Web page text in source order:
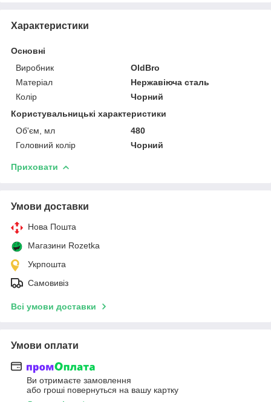
Характеристики
Основні
Виробник
OldBro
Матеріал
Нержавіюча сталь
Колір
Чорний
Користувальницькі характеристики
Об'єм, мл
480
Головний колір
Чорний
Приховати
Умови доставки
Нова Пошта
Магазини Rozetka
Укрпошта
Самовивіз
Всі умови доставки
Умови оплати
Ви отримаєте замовлення
або гроші повернуться на вашу картку